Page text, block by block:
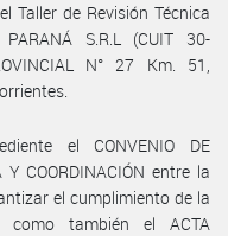
Taller de Revisión Técnica
PARANÁ S.R.L (CUIT 30-
N° 27 Km. 51,
el CONVENIO DE
Y COORDINACIÓN entre la
el cumplimiento de la
también el ACTA